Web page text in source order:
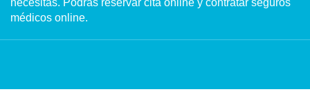
necesitas. Podrás reservar cita online y contratar seguros
médicos online.